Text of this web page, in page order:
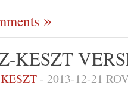
KESZT
- 2013-12-21